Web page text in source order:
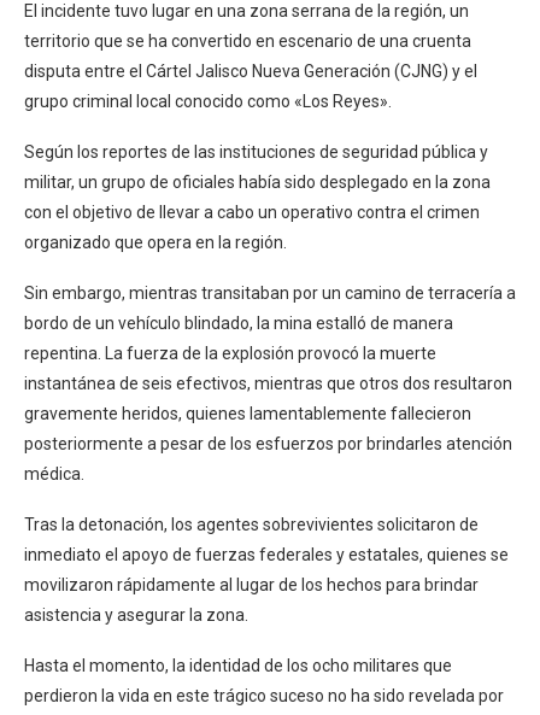
El incidente tuvo lugar en una zona serrana de la región, un
territorio que se ha convertido en escenario de una cruenta
disputa entre el Cártel Jalisco Nueva Generación (CJNG) y el
grupo criminal local conocido como «Los Reyes».
Según los reportes de las instituciones de seguridad pública y
militar, un grupo de oficiales había sido desplegado en la zona
con el objetivo de llevar a cabo un operativo contra el crimen
organizado que opera en la región.
Sin embargo, mientras transitaban por un camino de terracería a
bordo de un vehículo blindado, la mina estalló de manera
repentina. La fuerza de la explosión provocó la muerte
instantánea de seis efectivos, mientras que otros dos resultaron
gravemente heridos, quienes lamentablemente fallecieron
posteriormente a pesar de los esfuerzos por brindarles atención
médica.
Tras la detonación, los agentes sobrevivientes solicitaron de
inmediato el apoyo de fuerzas federales y estatales, quienes se
movilizaron rápidamente al lugar de los hechos para brindar
asistencia y asegurar la zona.
Hasta el momento, la identidad de los ocho militares que
perdieron la vida en este trágico suceso no ha sido revelada por